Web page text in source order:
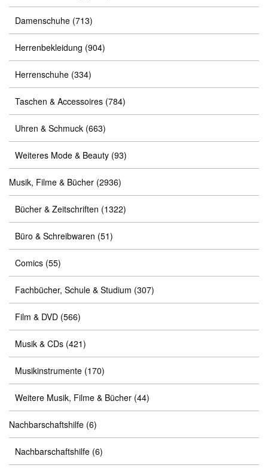
Damenschuhe (713)
Herrenbekleidung (904)
Herrenschuhe (334)
Taschen & Accessoires (784)
Uhren & Schmuck (663)
Weiteres Mode & Beauty (93)
Musik, Filme & Bücher (2936)
Bücher & Zeitschriften (1322)
Büro & Schreibwaren (51)
Comics (55)
Fachbücher, Schule & Studium (307)
Film & DVD (566)
Musik & CDs (421)
Musikinstrumente (170)
Weitere Musik, Filme & Bücher (44)
Nachbarschaftshilfe (6)
Nachbarschaftshilfe (6)